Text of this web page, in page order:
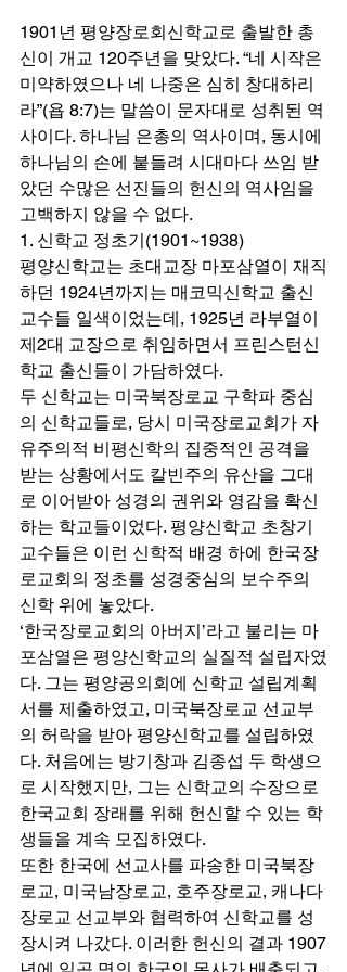
1901년 평양장로회신학교로 출발한 총
신이 개교 120주년을 맞았다. “네 시작은
미약하였으나 네 나중은 심히 창대하리
라”(욥 8:7)는 말씀이 문자대로 성취된 역
사이다. 하나님 은총의 역사이며, 동시에
하나님의 손에 붙들려 시대마다 쓰임 받
았던 수많은 선진들의 헌신의 역사임을
고백하지 않을 수 없다.
1. 신학교 정초기(1901~1938)
평양신학교는 초대교장 마포삼열이 재직
하던 1924년까지는 매코믹신학교 출신
교수들 일색이었는데, 1925년 라부열이
제2대 교장으로 취임하면서 프린스턴신
학교 출신들이 가담하였다.
두 신학교는 미국북장로교 구학파 중심
의 신학교들로, 당시 미국장로교회가 자
유주의적 비평신학의 집중적인 공격을
받는 상황에서도 칼빈주의 유산을 그대
로 이어받아 성경의 권위와 영감을 확신
하는 학교들이었다. 평양신학교 초창기
교수들은 이런 신학적 배경 하에 한국장
로교회의 정초를 성경중심의 보수주의
신학 위에 놓았다.
‘한국장로교회의 아버지’라고 불리는 마
포삼열은 평양신학교의 실질적 설립자였
다. 그는 평양공의회에 신학교 설립계획
서를 제출하였고, 미국북장로교 선교부
의 허락을 받아 평양신학교를 설립하였
다. 처음에는 방기창과 김종섭 두 학생으
로 시작했지만, 그는 신학교의 수장으로
한국교회 장래를 위해 헌신할 수 있는 학
생들을 계속 모집하였다.
또한 한국에 선교사를 파송한 미국북장
로교, 미국남장로교, 호주장로교, 캐나다
장로교 선교부와 협력하여 신학교를 성
장시켜 나갔다. 이러한 헌신의 결과 1907